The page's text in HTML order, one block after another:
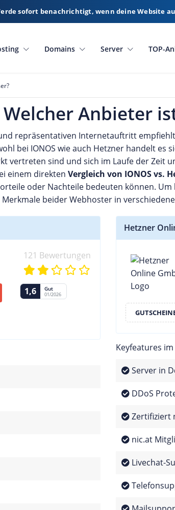
sofort benachrichtigt, wenn deine Website
Domains Server TOP-
Anbieter
repräsentativen Internetauftritt
bei IONOS wie auch Hetzner handelt es
vertreten sind und sich im Laufe der Zeit
einem direkten Vergleich von IONOS vs.
oder Nachteile bedeuten können.
beider Webhoster in
121 Bewertungen
1,6 Gut
01/2026
Hetzner
Keyfeatures
Server in
DDoS
Zertifiziert
nic.at
Livechat-